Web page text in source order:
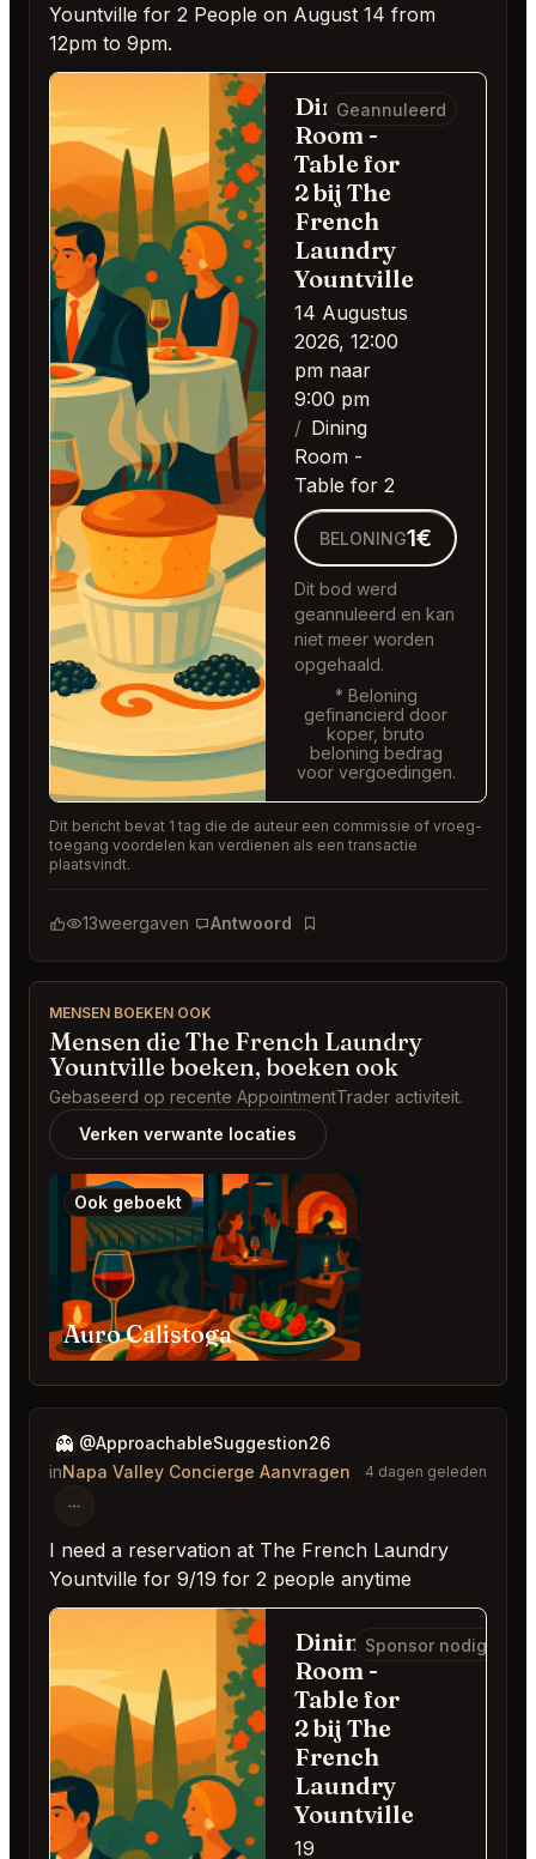
Yountville for 2 People on August 14 from
12pm to 9pm.
Dining
Room -
Table for
2 bij The
French
Laundry
Yountville
14 Augustus
2026, 12:00
pm naar
9:00 pm
Dining
Room -
Table for 2
Geannuleerd
BELONING1€
Dit bod werd
geannuleerd en kan
niet meer worden
opgehaald.
* Beloning
gefinancierd door
koper, bruto
beloning bedrag
voor vergoedingen.
Dit bericht bevat 1 tag die de auteur een commissie of vroeg-
toegang voordelen kan verdienen als een transactie
plaatsvindt.
13weergaven Antwoord
Bladwijzer
MENSEN BOEKEN OOK
Mensen die The French Laundry
Yountville boeken, boeken ook
Gebaseerd op recente AppointmentTrader activiteit.
Verken verwante locaties
Ook geboekt
Auro Calistoga
👻 @ApproachableSuggestion26
inNapa Valley Concierge Aanvragen 4 dagen geleden
I need a reservation at The French Laundry
Yountville for 9/19 for 2 people anytime
Dining
Room -
Table for
2 bij The
French
Laundry
Yountville
19
Sponsor nodig